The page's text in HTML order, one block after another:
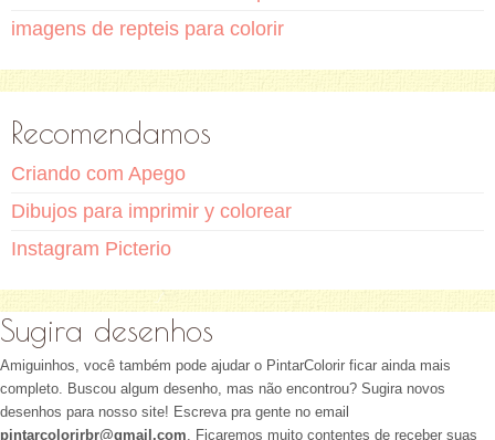
imagens de repteis para colorir
Recomendamos
Criando com Apego
Dibujos para imprimir y colorear
Instagram Picterio
Sugira desenhos
Amiguinhos, você também pode ajudar o PintarColorir ficar ainda mais
completo. Buscou algum desenho, mas não encontrou? Sugira novos
desenhos para nosso site! Escreva pra gente no email
pintarcolorirbr@gmail.com. Ficaremos muito contentes de receber suas